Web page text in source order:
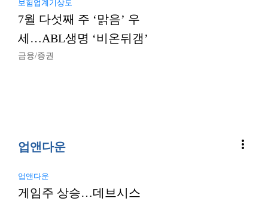
보험업계기상도
7월 다섯째 주 ‘맑음’ 우
세…ABL생명 ‘비온뒤갬’
금융/증권
업앤다운 more_vert
업앤다운
게임주 상승…데브시스